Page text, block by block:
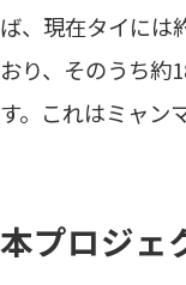
ば、現在タイには
おり、そのうち約
す。これはミャン
本プロジェ